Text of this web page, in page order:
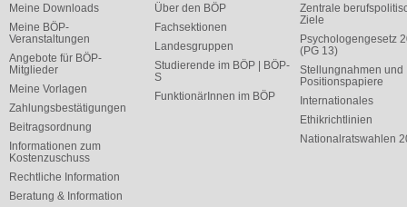
Meine Downloads
Meine BÖP-
Veranstaltungen
Angebote für BÖP-
Mitglieder
Meine Vorlagen
Zahlungsbestätigungen
Beitragsordnung
Informationen zum
Kostenzuschuss
Rechtliche Information
Beratung & Information
Über den BÖP
Fachsektionen
Landesgruppen
Studierende im BÖP | BÖP-
S
FunktionärInnen im BÖP
Zentrale
Ziele
Psychologengesetz
(PG 13)
Stellungnahmen und
Positionspapiere
Internationales
Ethikrichtlinien
Nationalratswahlen